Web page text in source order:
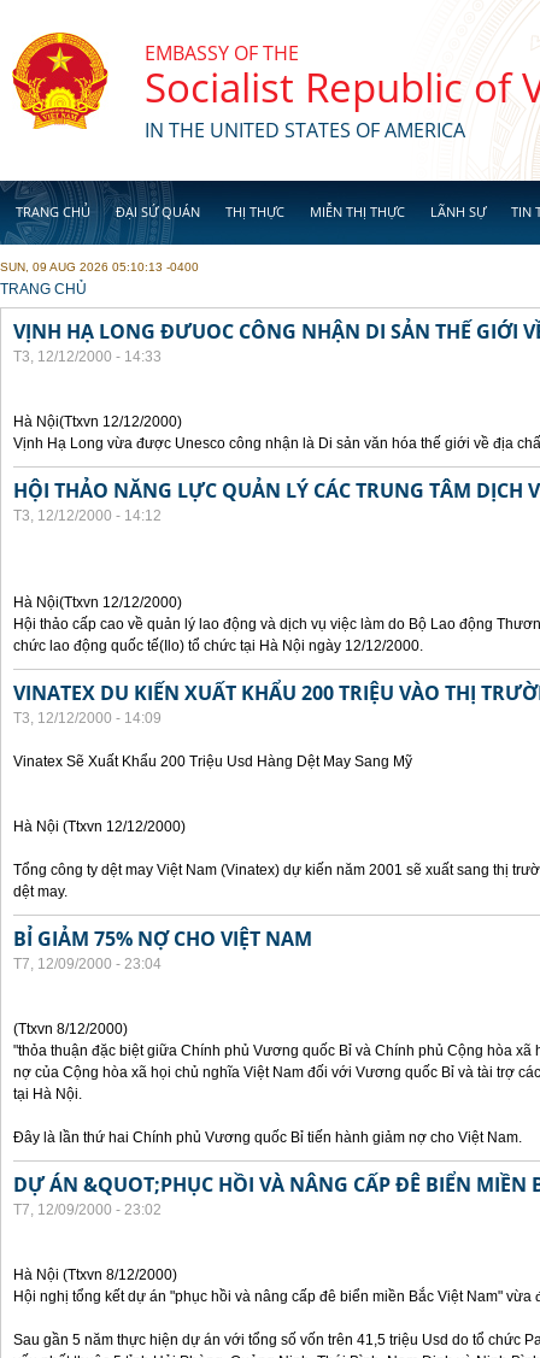
EMBASSY OF THE
Socialist Republic of
IN THE UNITED STATES OF AMERICA
TRANG CHỦ ĐẠI SỨ QUÁN THỊ THỰC MIỄN THỊ THỰC LÃNH SỰ TIN
SUN, 09 AUG 2026 05:10:13 -0400
YOU ARE HERE
TRANG CHỦ
VỊNH HẠ LONG ĐƯUOC CÔNG NHẬN DI SẢN THẾ GIỚI
T3, 12/12/2000 - 14:33
Hà Nội(Ttxvn 12/12/2000)
Vịnh Hạ Long vừa được Unesco công nhận là Di sản văn hóa thế giới về địa
HỘI THẢO NĂNG LỰC QUẢN LÝ CÁC TRUNG TÂM DỊCH
T3, 12/12/2000 - 14:12
Hà Nội(Ttxvn 12/12/2000)
Hội thảo cấp cao về quản lý lao động và dịch vụ việc làm do Bộ Lao động
chức lao động quốc tế(Ilo) tổ chức tại Hà Nội ngày 12/12/2000.
VINATEX DU KIẾN XUẤT KHẨU 200 TRIỆU VÀO THỊ
T3, 12/12/2000 - 14:09
Vinatex Sẽ Xuất Khẩu 200 Triệu Usd Hàng Dệt May Sang Mỹ
Hà Nội (Ttxvn 12/12/2000)
Tổng công ty dệt may Việt Nam (Vinatex) dự kiến năm 2001 sẽ xuất sang thị
dệt may.
BỈ GIẢM 75% NỢ CHO VIỆT NAM
T7, 12/09/2000 - 23:04
(Ttxvn 8/12/2000)
"thỏa thuận đặc biệt giữa Chính phủ Vương quốc Bỉ và Chính phủ Cộng hòa xã
nợ của Cộng hòa xã họi chủ nghĩa Việt Nam đối với Vương quốc Bỉ và tài trợ
tại Hà Nội.
Đây là lần thứ hai Chính phủ Vương quốc Bỉ tiến hành giảm nợ cho Việt Nam.
DỰ ÁN &QUOT;PHỤC HỒI VÀ NÂNG CẤP ĐÊ BIỂN MIỀN
T7, 12/09/2000 - 23:02
Hà Nội (Ttxvn 8/12/2000)
Hội nghị tổng kết dự án "phục hồi và nâng cấp đê biển miền Bắc Việt Nam" vừa
Sau gần 5 năm thực hiện dự án với tổng số vốn trên 41,5 triệu Usd do tổ chức